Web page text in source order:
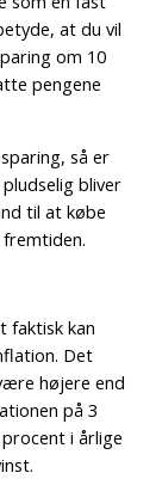
at du vil
om 10
pengene
så er
bliver
til at købe
faktisk kan
Det
højere end
på 3
i årlige